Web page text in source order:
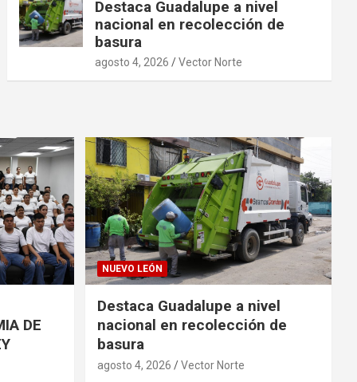
Destaca Guadalupe a nivel
nacional en recolección de
basura
agosto 4, 2026 Vector Norte
DE
NUEVO LEÓN
Destaca Guadalupe a nivel
nacional en recolección de
basura
agosto 4, 2026 Vector Norte